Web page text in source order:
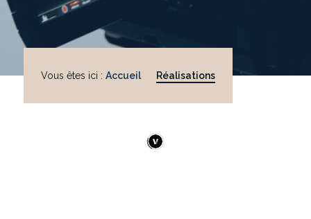
Vous êtes ici :Accueil Réalisations